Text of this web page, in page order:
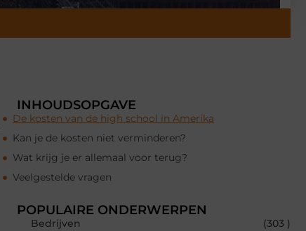
INHOUDSOPGAVE
De kosten van de high school in Amerika
Kan je de kosten niet verminderen?
Wat krijg je er allemaal voor terug?
Veelgestelde vragen
POPULAIRE ONDERWERPEN
Bedrijven
(303 )